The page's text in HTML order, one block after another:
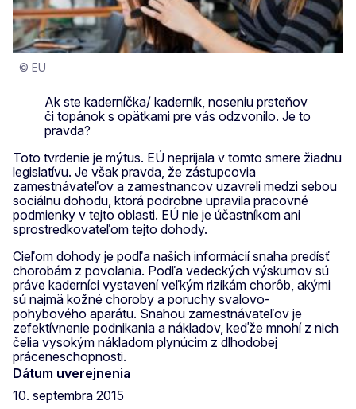
© EU
Ak ste kaderníčka/ kaderník, noseniu prsteňov
či topánok s opätkami pre vás odzvonilo. Je to
pravda?
Toto tvrdenie je mýtus. EÚ neprijala v tomto smere žiadnu
legislatívu. Je však pravda, že zástupcovia
zamestnávateľov a zamestnancov uzavreli medzi sebou
sociálnu dohodu, ktorá podrobne upravila pracovné
podmienky v tejto oblasti. EÚ nie je účastníkom ani
sprostredkovateľom tejto dohody.
Cieľom dohody je podľa našich informácií snaha predísť
chorobám z povolania. Podľa vedeckých výskumov sú
práve kaderníci vystavení veľkým rizikám chorôb, akými
sú najmä kožné choroby a poruchy svalovo-
pohybového aparátu. Snahou zamestnávateľov je
zefektívnenie podnikania a nákladov, keďže mnohí z nich
čelia vysokým nákladom plynúcim z dlhodobej
práceneschopnosti.
Dátum uverejnenia
10. septembra 2015